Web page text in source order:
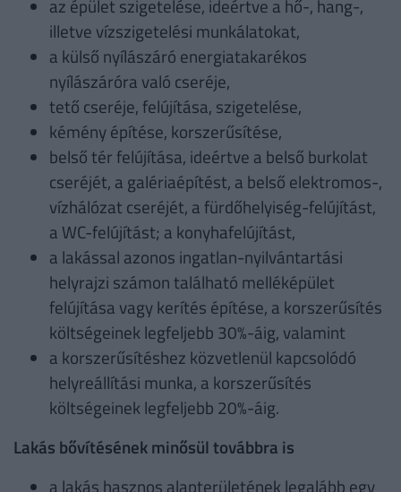
az épület szigetelése, ideértve a hő-, hang-,
illetve vízszigetelési munkálatokat,
a külső nyílászáró energiatakarékos
nyílászáróra való cseréje,
tető cseréje, felújítása, szigetelése,
kémény építése, korszerűsítése,
belső tér felújítása, ideértve a belső burkolat
cseréjét, a galériaépítést, a belső elektromos-,
vízhálózat cseréjét, a fürdőhelyiség-felújítást,
a WC-felújítást; a konyhafelújítást,
a lakással azonos ingatlan-nyilvántartási
helyrajzi számon található melléképület
felújítása vagy kerítés építése, a korszerűsítés
költségeinek legfeljebb 30%-áig, valamint
a korszerűsítéshez közvetlenül kapcsolódó
helyreállítási munka, a korszerűsítés
költségeinek legfeljebb 20%-áig.
Lakás bővítésének minősül továbbra is
a lakás hasznos alapterületének legalább egy